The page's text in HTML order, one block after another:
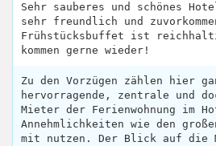
Sehr sauberes und schönes
sehr freundlich und
Frühstücksbuffet ist
kommen gerne wieder!
Zu den Vorzügen zählen hier
hervorragende, zentrale und
Mieter der Ferienwohnung im
Annehmlichkeiten wie den
mit nutzen. Der Blick auf die